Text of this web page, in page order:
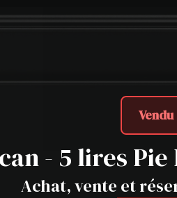
- 5 lires Pie
Achat, vente et
Vendu